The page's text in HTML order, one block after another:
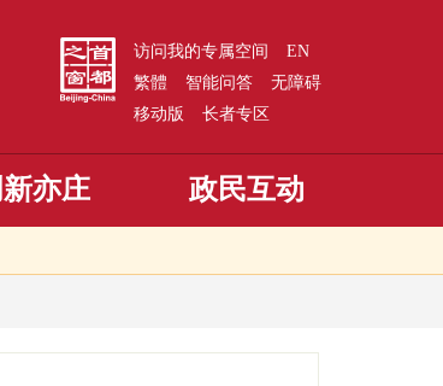
访问我的专属空间
EN
繁體
智能问答
无障碍
移动版
长者专区
亦庄 政民互动